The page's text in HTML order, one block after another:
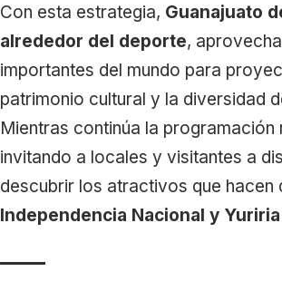
Con esta estrategia, Guanajuato
alrededor del deporte,
importantes del mundo para
patrimonio cultural y la diversidad
Mientras continúa la programación
invitando a locales y visitantes a
descubrir los atractivos que hacen
Independencia Nacional y Yuriria